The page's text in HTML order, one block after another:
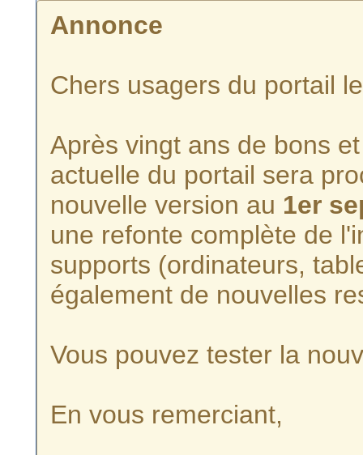
Annonce
Chers usagers du portail
Après vingt ans de bons
actuelle du portail sera
nouvelle version au 1er
une refonte complète de
supports (ordinateurs,
également de nouvelles
Vous pouvez tester la
En vous remerciant,